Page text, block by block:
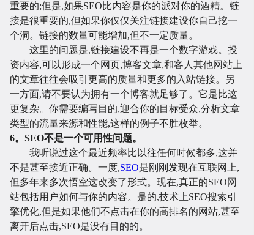
重要的;但是,如果SEO比内容是你的派对你的酒精。链
接是很重要的,但如果你仅仅关注链接建设你自己挖一
个洞。链接的数量可能增加,但不一定质量。
这里的问题是,链接建设不再是一个数字游戏。投
资内容,可以形成一个网页,博客文章,和客人其他网站上
的文章往往会吸引更高的质量和更多的入站链接。另
一方面,请不要认为拥有一个博客就足够了。它是比这
更复杂。你需要编写目的,迎合你的目标受众,分析文章
类型的流量来源和性能,这样的例子不胜枚举。
6。SEO不是一个可用性问题。
我听说过这个最近频率比以往任何时候都多,这并
不是甚至接近正确。一度,SEO是刚刚发现在互联网上,
但多年来多次悟空这改变了形式。现在,真正的SEO网
站包括用户如何与你的内容。是的,技术上SEO搜索引
擎优化,但是如果他们不点击在你的高排名的网站,甚至
离开后点击,SEO是没有目的的。